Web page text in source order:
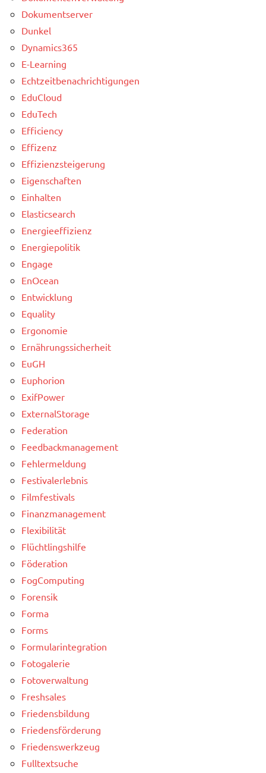
Dokumentserver
Dunkel
Dynamics365
E-Learning
Echtzeitbenachrichtigungen
EduCloud
EduTech
Efficiency
Effizenz
Effizienzsteigerung
Eigenschaften
Einhalten
Elasticsearch
Energieeffizienz
Energiepolitik
Engage
EnOcean
Entwicklung
Equality
Ergonomie
Ernährungssicherheit
EuGH
Euphorion
ExifPower
ExternalStorage
Federation
Feedbackmanagement
Fehlermeldung
Festivalerlebnis
Filmfestivals
Finanzmanagement
Flexibilität
Flüchtlingshilfe
Föderation
FogComputing
Forensik
Forma
Forms
Formularintegration
Fotogalerie
Fotoverwaltung
Freshsales
Friedensbildung
Friedensförderung
Friedenswerkzeug
Fulltextsuche